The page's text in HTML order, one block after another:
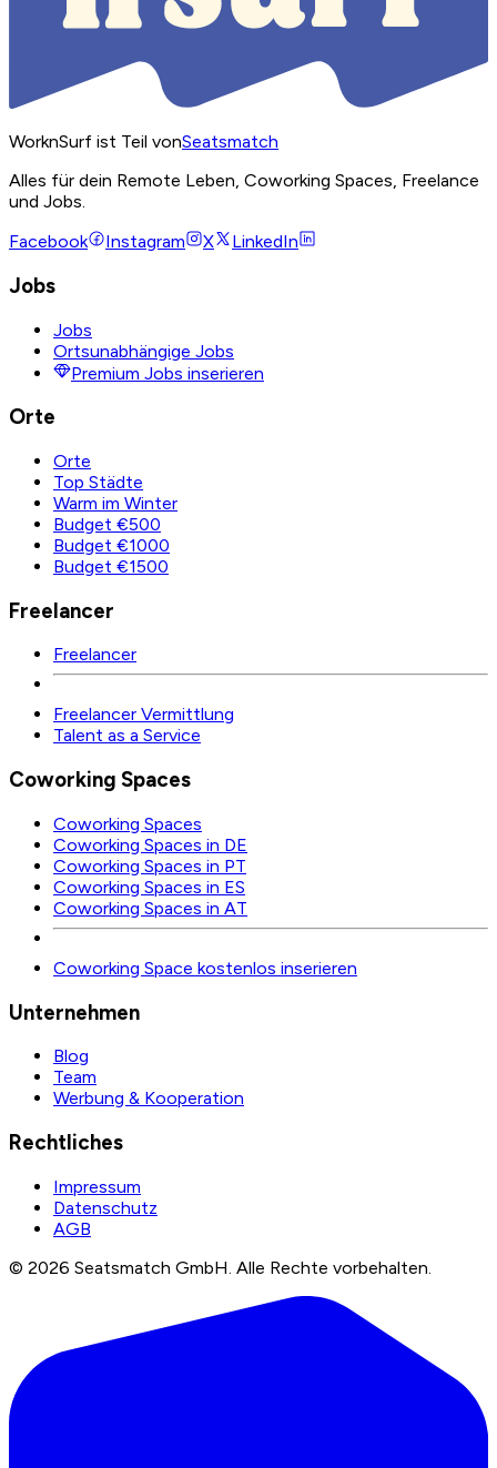
WorknSurf ist Teil vonSeatsmatch
Alles für dein Remote Leben, Coworking Spaces, Freelance
und Jobs.
Facebook
Instagram X LinkedIn
Jobs
Jobs
Ortsunabhängige Jobs
Premium Jobs inserieren
Orte
Orte
Top Städte
Warm im Winter
Budget €500
Budget €1000
Budget €1500
Freelancer
Freelancer
Freelancer Vermittlung
Talent as a Service
Coworking Spaces
Coworking Spaces
Coworking Spaces in DE
Coworking Spaces in PT
Coworking Spaces in ES
Coworking Spaces in AT
Coworking Space kostenlos inserieren
Unternehmen
Blog
Team
Werbung & Kooperation
Rechtliches
Impressum
Datenschutz
AGB
© 2026 Seatsmatch GmbH. Alle Rechte vorbehalten.